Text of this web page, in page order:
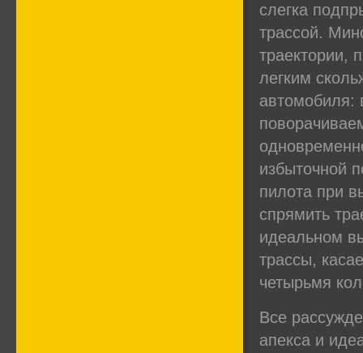
слегка
трассой.
траектории,
легким
автомобиля:
избыточной
пилота при
спрямить
идеальном
трассы,
четырьмя
Все
апекса и